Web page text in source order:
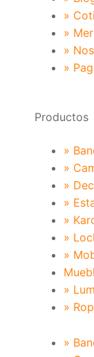
»
»
»
»
Productos
»
»
»
»
»
»
»
»
»
»